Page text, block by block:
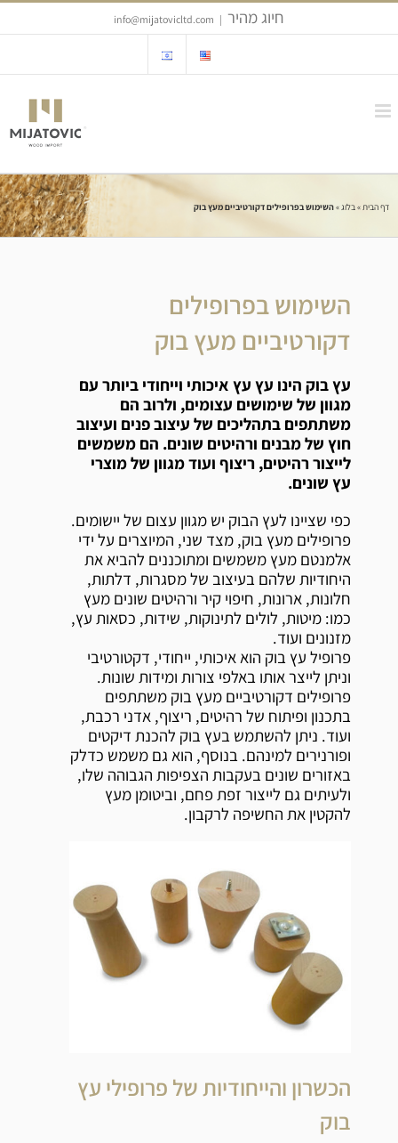
Skip
חיוג מהיר |
info@mijatovicltd.com
דף הבית»בלוג»השימוש בפרופילים דקורטיביים מעץ בוק
השימוש בפרופילים
דקורטיביים מעץ בוק
עץ בוק הינו עץ עץ איכותי וייחודי ביותר עם
מגוון של שימושים עצומים, ולרוב הם
משתתפים בתהליכים של עיצוב פנים ועיצוב
חוץ של מבנים ורהיטים שונים. הם משמשים
לייצור רהיטים, ריצוף ועוד מגוון של מוצרי
עץ שונים.
כפי שציינו לעץ הבוק יש מגוון עצום של יישומים.
פרופילים מעץ בוק, מצד שני, המיוצרים על ידי
אלמנטם מעץ משמשים ומתוכננים להביא את
היחודיות שלהם בעיצוב של מסגרות, דלתות,
חלונות, ארונות, חיפוי קיר ורהיטים שונים מעץ
כמו: מיטות, לולים לתינוקות, שידות, כסאות עץ,
מזנונים ועוד.
פרופיל עץ בוק הוא איכותי, ייחודי, דקטורטיבי
וניתן לייצר אותו באלפי צורות ומידות שונות.
פרופילים דקורטיביים מעץ בוק משתתפים
בתכנון ופיתוח של רהיטים, ריצוף, אדני רכבת,
ועוד. ניתן להשתמש בעץ בוק להכנת דיקטים
ופורנירים למינהם. בנוסף, הוא גם משמש כדלק
באזורים שונים בעקבות הצפיפות הגבוהה שלו,
ולעיתים גם לייצור זפת פחם, וביטומן מעץ
להקטין את החשיפה לרקבון.
הכשרון והייחודיות של פרופילי עץ
בוק